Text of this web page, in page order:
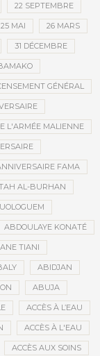
22 SEPTEMBRE
25 MAI 26 MARS
31 DÉCEMBRE
GÉNÉRAL
L'ARMÉE MALIENNE
FAMA
AL-BURHAN
ABDOULAYE KONATÉ
TIANI
ABIDJAN
ABUJA
ACCÈS À L’EAU
ACCÈS À L'EAU
ACCÈS AUX SOINS